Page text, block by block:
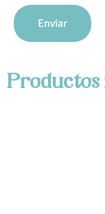
Productos